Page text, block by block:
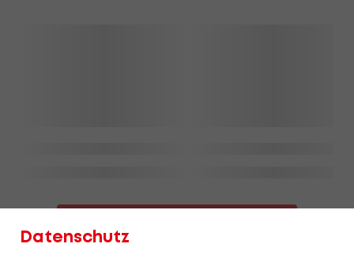
Datenschutz